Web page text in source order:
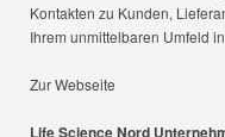
Kontakten zu Kunden,
Ihrem unmittelbaren Umfeld
Zur Webseite
Life Science Nord